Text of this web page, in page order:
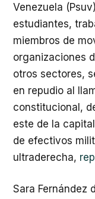
Venezuela
estudiantes,
miembros de
organizaciones
otros sectores,
en repudio al
constitucional,
este de la
de efectivos
ultraderecha,
Sara Fernández